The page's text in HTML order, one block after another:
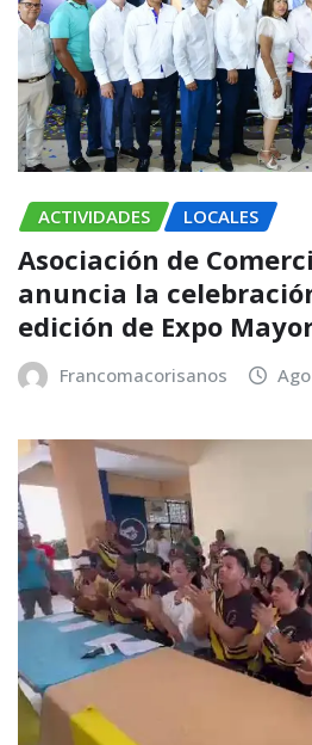
ACTIVIDADES LOCALES
Asociación de
anuncia la
edición de Expo
Francomacorisanos